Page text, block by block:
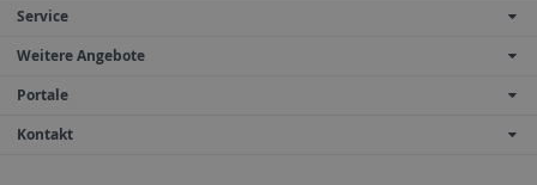
Service
Weitere Angebote
Portale
Kontakt